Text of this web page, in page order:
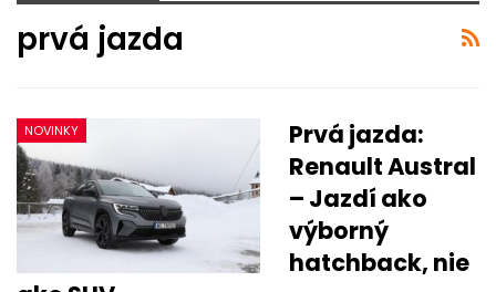
prvá jazda
NOVINKY
Prvá jazda:
Renault Austral
– Jazdí ako
výborný
hatchback, nie